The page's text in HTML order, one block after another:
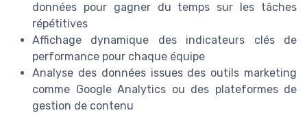
données pour gagner du temps sur les tâches
répétitives
Affichage dynamique des indicateurs clés de
performance pour chaque équipe
Analyse des données issues des outils marketing
comme Google Analytics ou des plateformes de
gestion de contenu